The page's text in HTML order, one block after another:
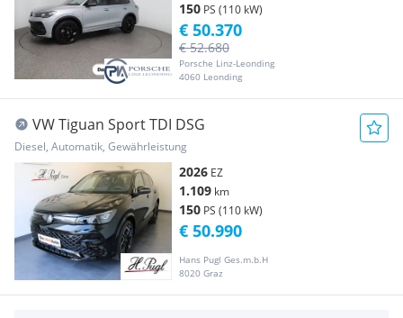
150 PS (110 kW)
Porsche Linz-Leonding
4060 Leonding
€ 52.680
€ 50.370
VW Tiguan Sport TDI DSG
Diesel, Automatik, Gewährleistung
2026 EZ
1.109 km
150 PS (110 kW)
Hans Pugl Ges.m.b.H
8020 Graz
€ 50.990